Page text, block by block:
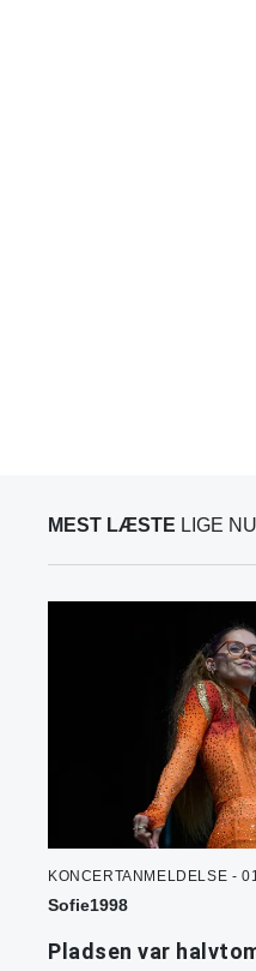
MEST LÆSTE LIGE NU
KONCERTANMELDELSE -
Sofie1998
Pladsen var